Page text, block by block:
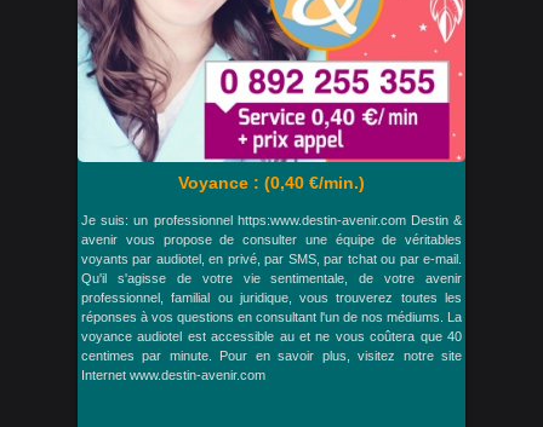
Voyance : (0,40 €/min.)
Je suis: un professionnel https:www.destin-avenir.com Destin &
avenir vous propose de consulter une équipe de véritables
voyants par audiotel, en privé, par SMS, par tchat ou par e-mail.
Qu'il s'agisse de votre vie sentimentale, de votre avenir
professionnel, familial ou juridique, vous trouverez toutes les
réponses à vos questions en consultant l'un de nos médiums. La
voyance audiotel est accessible au et ne vous coûtera que 40
centimes par minute. Pour en savoir plus, visitez notre site
Internet www.destin-avenir.com